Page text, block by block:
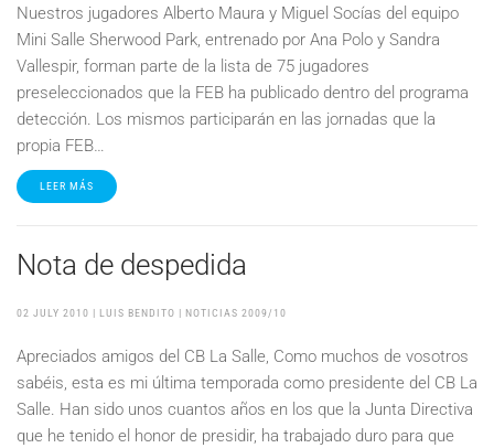
Nuestros jugadores Alberto Maura y Miguel Socías del equipo
Mini Salle Sherwood Park, entrenado por Ana Polo y Sandra
Vallespir, forman parte de la lista de 75 jugadores
preseleccionados que la FEB ha publicado dentro del programa
detección. Los mismos participarán en las jornadas que la
propia FEB…
LEER MÁS
Nota de despedida
02 JULY 2010 | LUIS BENDITO | NOTICIAS 2009/10
Apreciados amigos del CB La Salle, Como muchos de vosotros
sabéis, esta es mi última temporada como presidente del CB La
Salle. Han sido unos cuantos años en los que la Junta Directiva
que he tenido el honor de presidir, ha trabajado duro para que